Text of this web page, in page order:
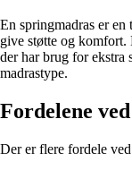
En springmadras er
give støtte og komfort.
der har brug for ekstra
madrastype.
Fordelene
Der er flere fordele